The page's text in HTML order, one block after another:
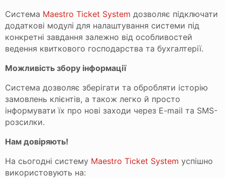
Система Maestro Ticket System дозволяє підключати
додаткові модулі для налаштування системи під
конкретні завдання залежно від особливостей
ведення квиткового господарства та бухгалтерії.
Можливість збору інформації
Система дозволяє зберігати та обробляти історію
замовлень клієнтів, а також легко й просто
інформувати їх про нові заходи через E-mail та SMS-
розсилки.
Нам довіряють!
На сьогодні систему Maestro Ticket System успішно
використовують на: